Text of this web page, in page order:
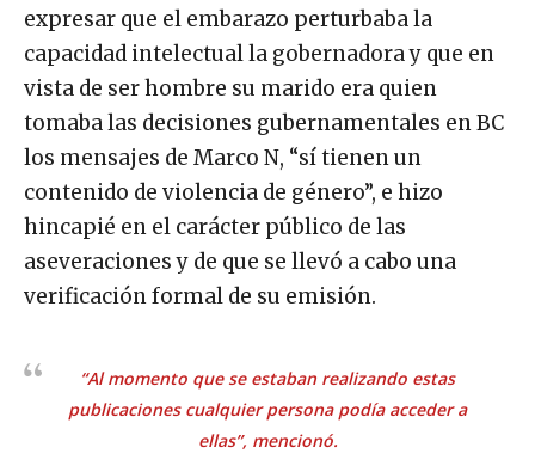
expresar que el embarazo perturbaba la
capacidad intelectual la gobernadora y que en
vista de ser hombre su marido era quien
tomaba las decisiones gubernamentales en BC
los mensajes de Marco N, “sí tienen un
contenido de violencia de género”, e hizo
hincapié en el carácter público de las
aseveraciones y de que se llevó a cabo una
verificación formal de su emisión.
“Al momento que se estaban realizando estas
publicaciones cualquier persona podía acceder a
ellas”, mencionó.